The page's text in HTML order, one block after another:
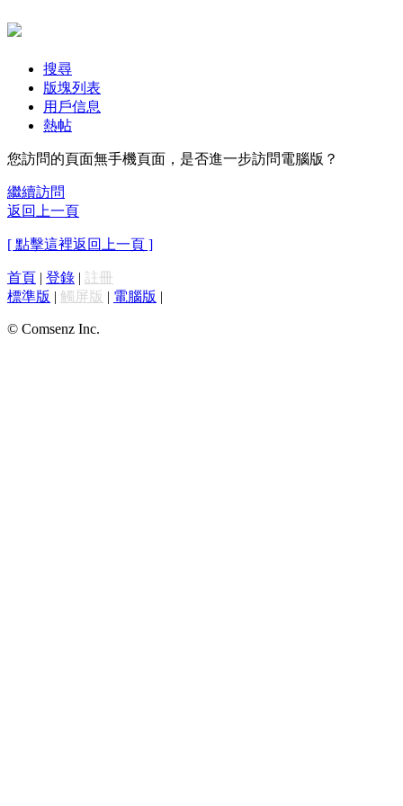
搜尋
版塊列表
用戶信息
熱帖
您訪問的頁面無手機頁面，是否進一步訪問電腦版？
繼續訪問
返回上一頁
[ 點擊這裡返回上一頁 ]
首頁 | 登錄 | 註冊
標準版 | 觸屏版 | 電腦版 |
© Comsenz Inc.